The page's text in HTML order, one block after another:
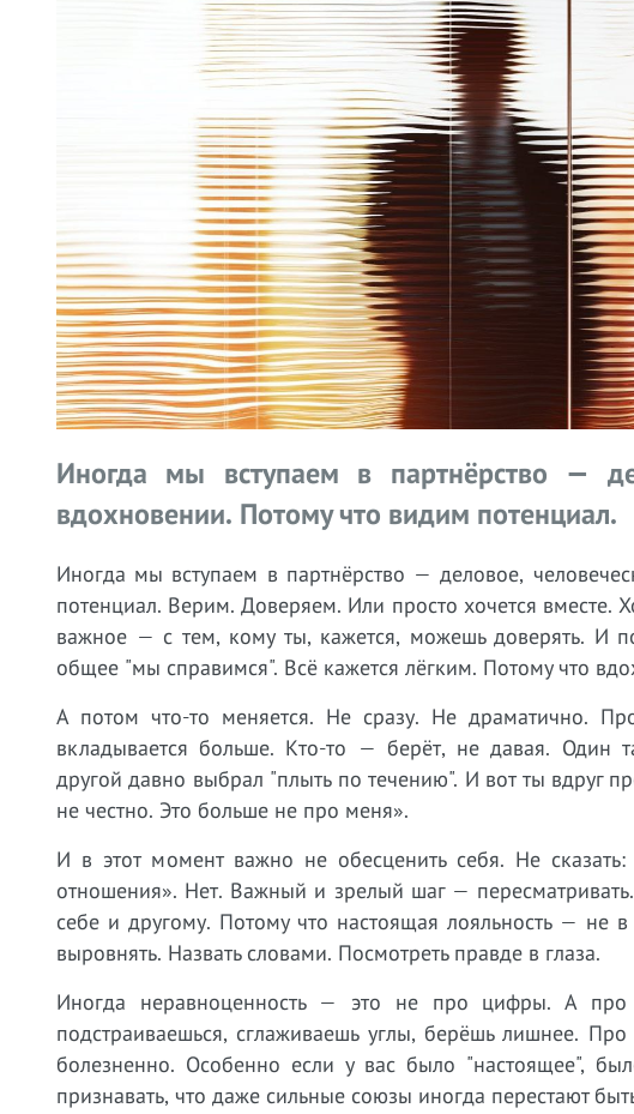
Иногда мы вступаем в партнёрство —
вдохновении. Потому что видим потенциал.
Иногда мы вступаем в партнёрство — деловое,
потенциал. Верим. Доверяем. Или просто хочется вместе.
важное — с тем, кому ты, кажется, можешь доверять. И
общее "мы справимся". Всё кажется лёгким. Потому что
А потом что-то меняется. Не сразу. Не драматично.
вкладывается больше. Кто-то — берёт, не давая. Один
другой давно выбрал "плыть по течению". И вот ты вдруг
не честно. Это больше не про меня».
И в этот момент важно не обесценить себя. Не
отношения». Нет. Важный и зрелый шаг —
себе и другому. Потому что настоящая лояльность — не
выровнять. Назвать словами. Посмотреть правде в глаза.
Иногда неравноценность — это не про цифры. А
подстраиваешься, сглаживаешь углы, берёшь лишнее.
болезненно. Особенно если у вас было "настоящее",
признавать, что даже сильные союзы иногда перестают